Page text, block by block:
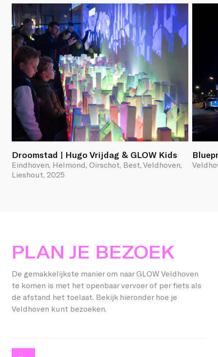
Droomstad | Hugo Vrijdag & GLOW Kids
Eindhoven, Helmond, Oirschot, Best, Veldhoven,
Lieshout, 2025
PLAN JE BEZOEK
De gemakkelijkste manier om naar GLOW Veldhoven
te komen is met het openbaar vervoer of per fiets als
de afstand het toelaat. Bekijk hieronder hoe je
Veldhoven kunt bezoeken.